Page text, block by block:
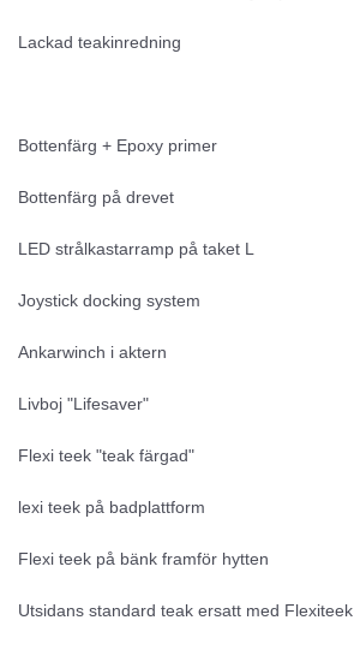
Lackad teakinredning
Bottenfärg + Epoxy primer
Bottenfärg på drevet
LED strålkastarramp på taket L
Joystick docking system
Ankarwinch i aktern
Livboj "Lifesaver"
Flexi teek "teak färgad"
lexi teek på badplattform
Flexi teek på bänk framför hytten
Utsidans standard teak ersatt med Flexiteek